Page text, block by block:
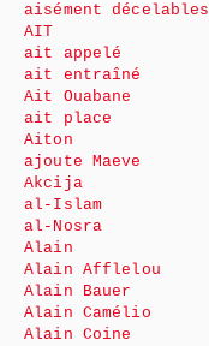
aisément décelables
AIT
ait appelé
ait entraîné
Ait Ouabane
ait place
Aiton
ajoute Maeve
Akcija
al-Islam
al-Nosra
Alain
Alain Afflelou
Alain Bauer
Alain Camélio
Alain Coine